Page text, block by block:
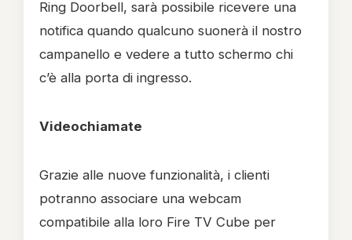
Ring Doorbell, sarà possibile ricevere una
notifica quando qualcuno suonerà il nostro
campanello e vedere a tutto schermo chi
c’è alla porta di ingresso.
Videochiamate
Grazie alle nuove funzionalità, i clienti
potranno associare una webcam
compatibile alla loro Fire TV Cube per